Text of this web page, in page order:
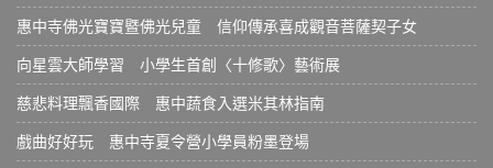
惠中寺佛光寶寶暨佛光兒童 信仰傳承喜成觀音菩薩契子女
向星雲大師學習 小學生首創〈十修歌〉藝術展
慈悲料理飄香國際 惠中蔬食入選米其林指南
戲曲好好玩 惠中寺夏令營小學員粉墨登場